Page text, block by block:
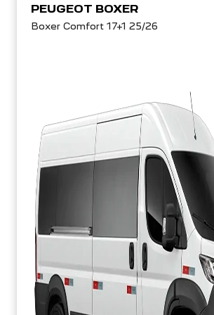
PEUGEOT BOXER
Boxer Comfort 17+1 25/26